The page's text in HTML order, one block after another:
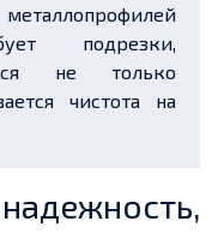
подрезки,
не только
чистота на